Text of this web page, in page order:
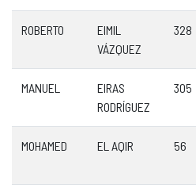
ROBERTO
EIMIL
VÁZQUEZ
328
MANUEL
EIRAS
RODRÍGUEZ
305
MOHAMED EL AQIR 56